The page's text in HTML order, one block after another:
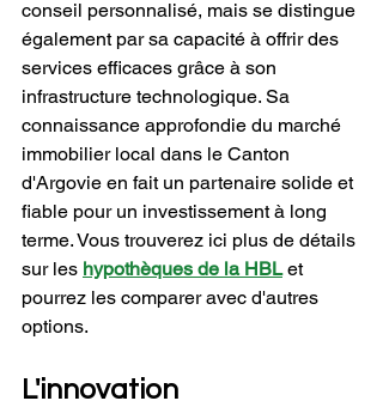
conseil personnalisé, mais se distingue
également par sa capacité à offrir des
services efficaces grâce à son
infrastructure technologique. Sa
connaissance approfondie du marché
immobilier local dans le Canton
d'Argovie en fait un partenaire solide et
fiable pour un investissement à long
terme. Vous trouverez ici plus de détails
sur les hypothèques de la HBL et
pourrez les comparer avec d'autres
options.
L'innovation